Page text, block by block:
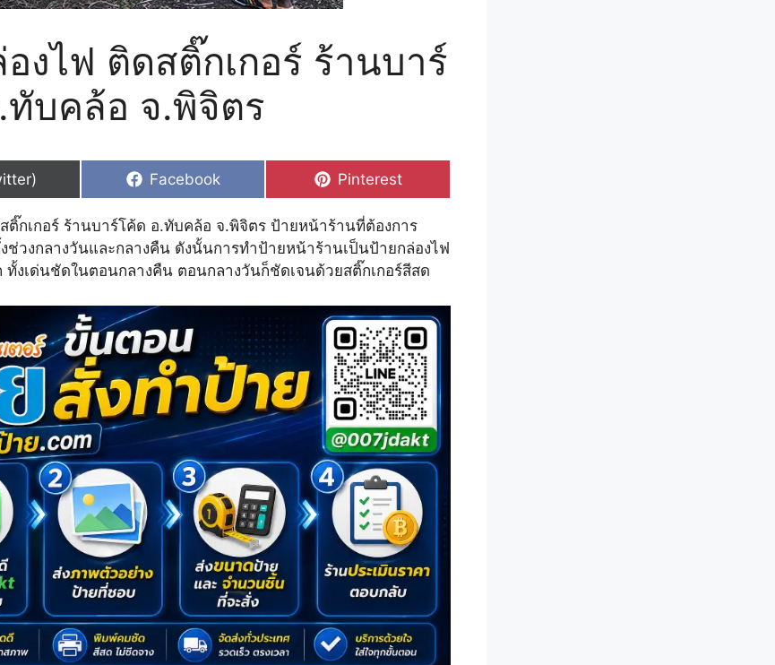
งไฟ ติดสติ๊กเกอร์ ร้านบาร์
บคล้อ จ.พิจิตร
Share
Facebook
Share
Pinterest
ติ๊กเกอร์ ร้านบาร์โค้ด อ.ทับคล้อ จ.พิจิตร ป้ายหน้าร้านที่ต้องการ
ช่วงกลางวันและกลางคืน ดังนั้นการทำป้ายหน้าร้านเป็นป้ายกล่องไฟ
ทั้งเด่นชัดในตอนกลางคืน ตอนกลางวันก็ชัดเจนด้วยสติ๊กเกอร์สีสด